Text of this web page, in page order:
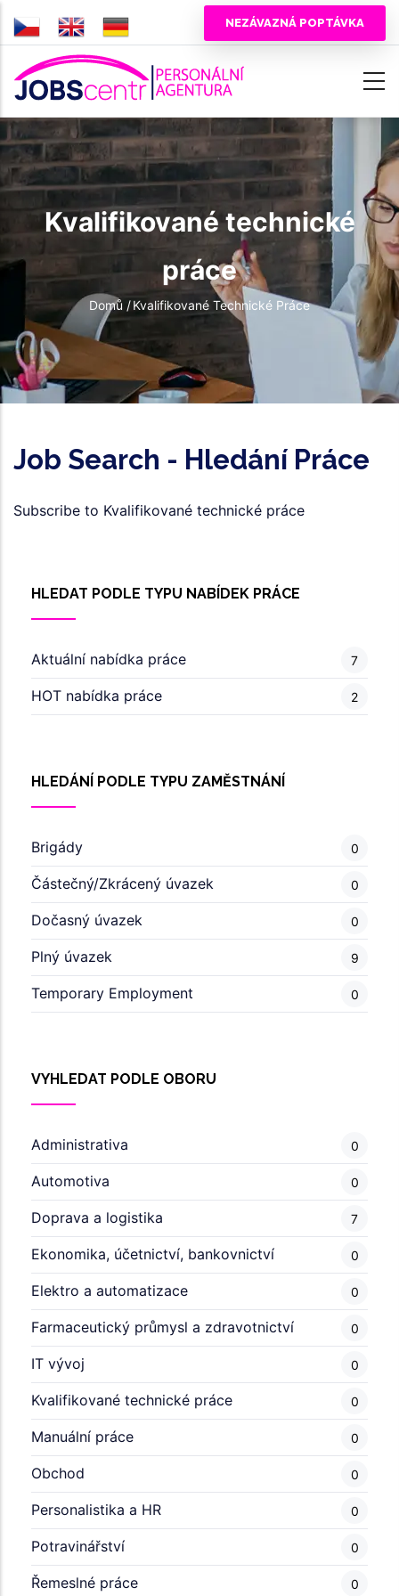
Přejít
hlavnímu
obsahu
NEZÁVAZNÁ POPTÁVKA
Kvalifikované technické
práce
Drobečková
navigace
Domů /Kvalifikované Technické Práce
Job Search - Hledání Práce
Subscribe to Kvalifikované technické práce
HLEDAT PODLE TYPU NABÍDEK PRÁCE
Aktuální nabídka práce 7
HOT nabídka práce 2
HLEDÁNÍ PODLE TYPU ZAMĚSTNÁNÍ
Brigády 0
Částečný/Zkrácený úvazek 0
Dočasný úvazek 0
Plný úvazek 9
Temporary Employment 0
VYHLEDAT PODLE OBORU
Administrativa 0
Automotiva 0
Doprava a logistika 7
Ekonomika, účetnictví, bankovnictví 0
Elektro a automatizace 0
Farmaceutický průmysl a zdravotnictví 0
IT vývoj 0
Kvalifikované technické práce 0
Manuální práce 0
Obchod 0
Personalistika a HR 0
Potravinářství 0
Řemeslné práce 0